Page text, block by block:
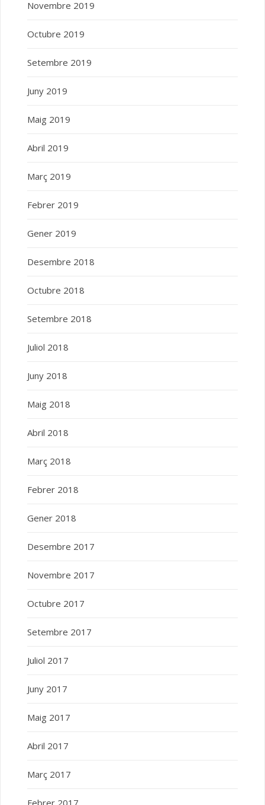
Novembre 2019
Octubre 2019
Setembre 2019
Juny 2019
Maig 2019
Abril 2019
Març 2019
Febrer 2019
Gener 2019
Desembre 2018
Octubre 2018
Setembre 2018
Juliol 2018
Juny 2018
Maig 2018
Abril 2018
Març 2018
Febrer 2018
Gener 2018
Desembre 2017
Novembre 2017
Octubre 2017
Setembre 2017
Juliol 2017
Juny 2017
Maig 2017
Abril 2017
Març 2017
Febrer 2017